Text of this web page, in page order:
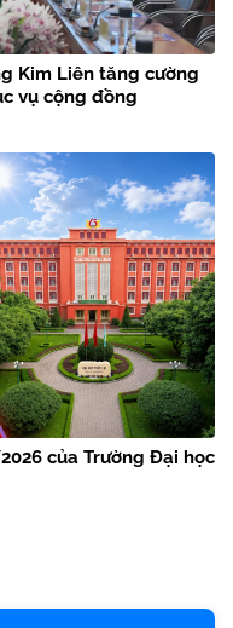
Kim Liên tăng cường
vụ cộng đồng
của Trường Đại học